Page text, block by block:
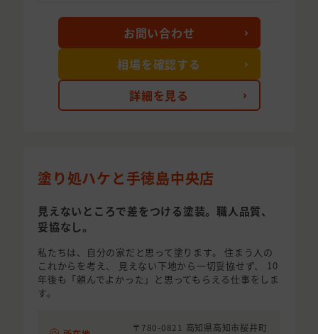
詳細を見る
お問い合わせ
相場を確認する
塗り処ハケと手徳島中央店
見えないところで差をつける塗装。職人品質、
妥協なし。
私たちは、自分の家だと思って塗ります。 住まう人の
これからを考え、 見えない下地から一切妥協せず、 10
年後も「頼んでよかった」と思ってもらえる仕事をしま
す。
〒780-0821 高知県高知市桜井町